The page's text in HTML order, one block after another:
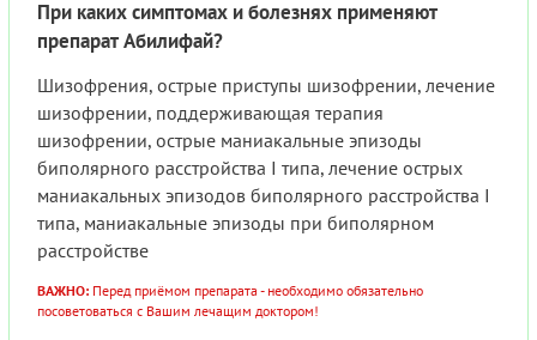
При каких симптомах и болезнях применяют
препарат Абилифай?
Шизофрения, острые приступы шизофрении, лечение
шизофрении, поддерживающая терапия
шизофрении, острые маниакальные эпизоды
биполярного расстройства I типа, лечение острых
маниакальных эпизодов биполярного расстройства I
типа, маниакальные эпизоды при биполярном
расстройстве
ВАЖНО: Перед приёмом препарата - необходимо обязательно
посоветоваться с Вашим лечащим доктором!